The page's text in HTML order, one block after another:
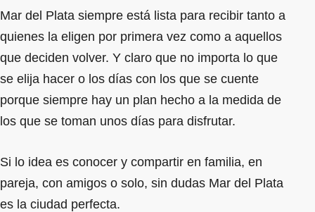
Mar del Plata siempre está lista para recibir tanto a
quienes la eligen por primera vez como a aquellos
que deciden volver. Y claro que no importa lo que
se elija hacer o los días con los que se cuente
porque siempre hay un plan hecho a la medida de
los que se toman unos días para disfrutar.
Si lo idea es conocer y compartir en familia, en
pareja, con amigos o solo, sin dudas Mar del Plata
es la ciudad perfecta.